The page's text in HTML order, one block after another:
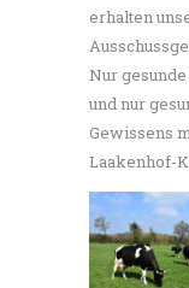
erhalten
Nur
und nur
Gewissens
Laakenhof-